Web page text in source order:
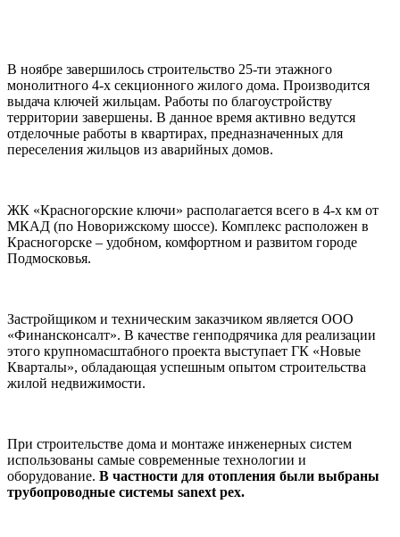
В ноябре завершилось строительство 25-ти этажного
монолитного 4-х секционного жилого дома. Производится
выдача ключей жильцам. Работы по благоустройству
территории завершены. В данное время активно ведутся
отделочные работы в квартирах, предназначенных для
переселения жильцов из аварийных домов.
ЖК «Красногорские ключи» располагается всего в 4-х км от
МКАД (по Новорижскому шоссе). Комплекс расположен в
Красногорске – удобном, комфортном и развитом городе
Подмосковья.
Застройщиком и техническим заказчиком является ООО
«Финансконсалт». В качестве генподрячика для реализации
этого крупномасштабного проекта выступает ГК «Новые
Кварталы», обладающая успешным опытом строительства
жилой недвижимости.
При строительстве дома и монтаже инженерных систем
использованы самые современные технологии и
оборудование. В частности для отопления были выбраны
трубопроводные системы sanext pex.